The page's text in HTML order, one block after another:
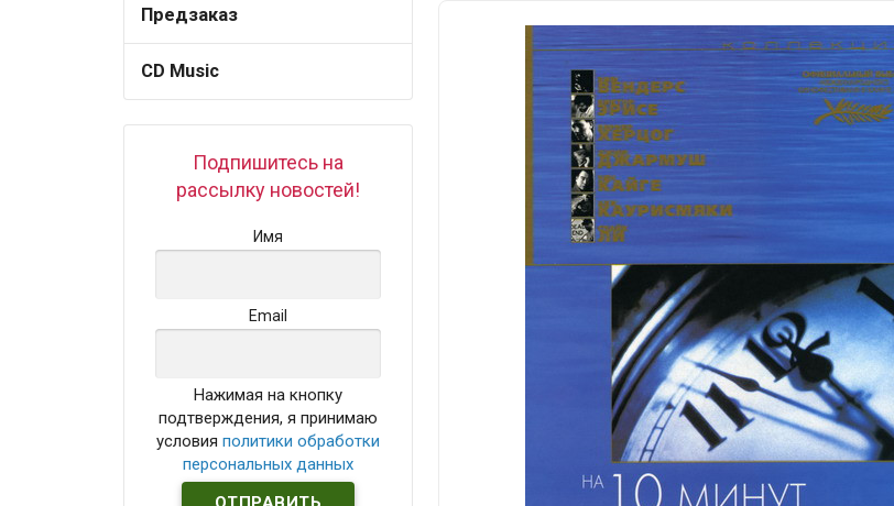
Предзаказ
CD Music
Подпишитесь на
рассылку новостей!
Имя
Email
Нажимая на кнопку
подтверждения, я принимаю
условияполитики обработки
персональных данных